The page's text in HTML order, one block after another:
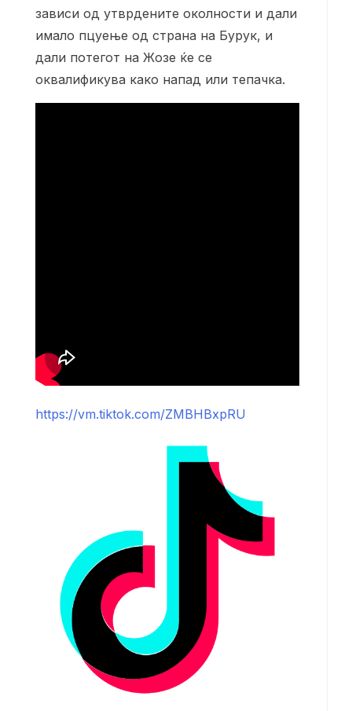
зависи од утврдените околности и дали
имало пцуење од страна на Бурук, и
дали потегот на Жозе ќе се
оквалификува како напад или тепачка.
https://vm.tiktok.com/ZMBHBxpRU